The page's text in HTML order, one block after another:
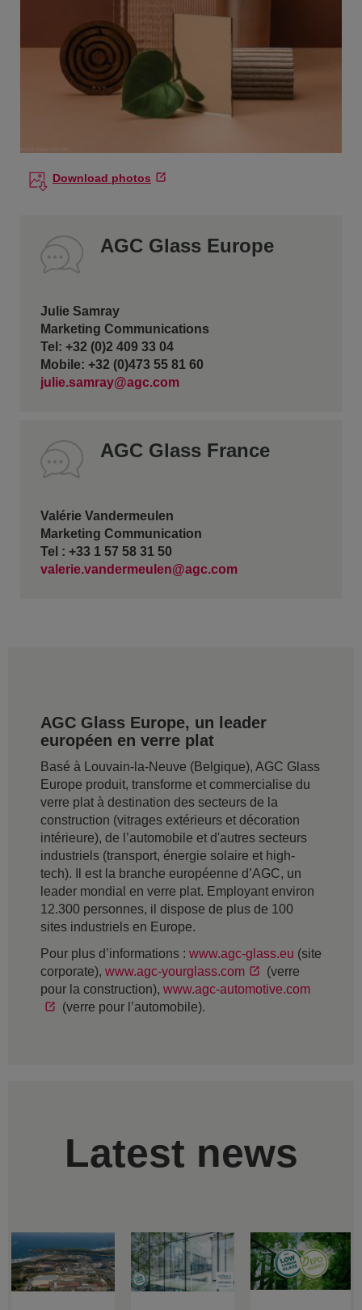
Download photos
AGC Glass Europe
Julie Samray
Marketing Communications
Tel: +32 (0)2 409 33 04
Mobile: +32 (0)473 55 81 60
julie.samray@agc.com
AGC Glass France
Valérie Vandermeulen
Marketing Communication
Tel : +33 1 57 58 31 50
valerie.vandermeulen@agc.com
AGC Glass Europe, un leader
européen en verre plat
Basé à Louvain-la-Neuve (Belgique), AGC Glass
Europe produit, transforme et commercialise du
verre plat à destination des secteurs de la
construction (vitrages extérieurs et décoration
intérieure), de l’automobile et d'autres secteurs
industriels (transport, énergie solaire et high-
tech). Il est la branche européenne d’AGC, un
leader mondial en verre plat. Employant environ
12.300 personnes, il dispose de plus de 100
sites industriels en Europe.
Pour plus d’informations : www.agc-glass.eu (site
corporate), www.agc-yourglass.com
(verre
pour la construction), www.agc-automotive.com
(verre pour l’automobile).
Latest news